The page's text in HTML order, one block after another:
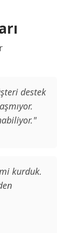
destek
kurduk.